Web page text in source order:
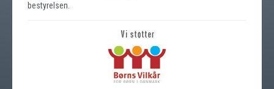
bestyrelsen.